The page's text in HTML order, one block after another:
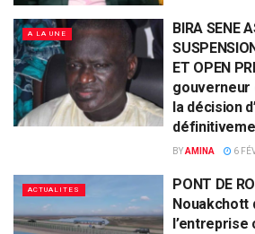
A LA UNE
BIRA SENE
ET OPEN
gouverneur
la décision
BYAMINA 6
ACTUALITES
PONT DE
Nouakchott
l’entreprise